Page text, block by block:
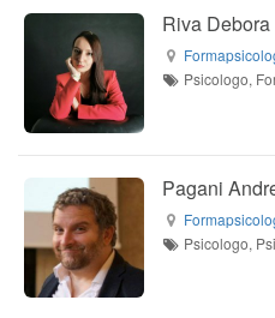
Riva Debora
Psicologo,
Pagani
Psicologo,